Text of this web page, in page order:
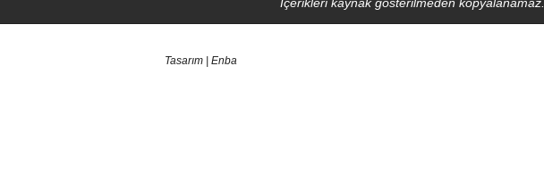
İçerikleri kaynak gösterilmeden kopyalanamaz.
Tasarım | Enba